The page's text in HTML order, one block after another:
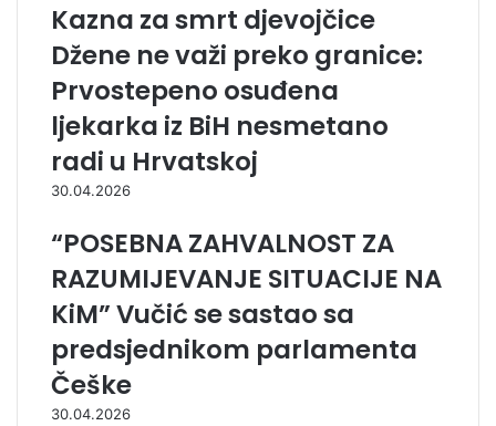
Kazna za smrt djevojčice
Džene ne važi preko granice:
Prvostepeno osuđena
ljekarka iz BiH nesmetano
radi u Hrvatskoj
30.04.2026
“POSEBNA ZAHVALNOST ZA
RAZUMIJEVANJE SITUACIJE NA
KiM” Vučić se sastao sa
predsjednikom parlamenta
Češke
30.04.2026